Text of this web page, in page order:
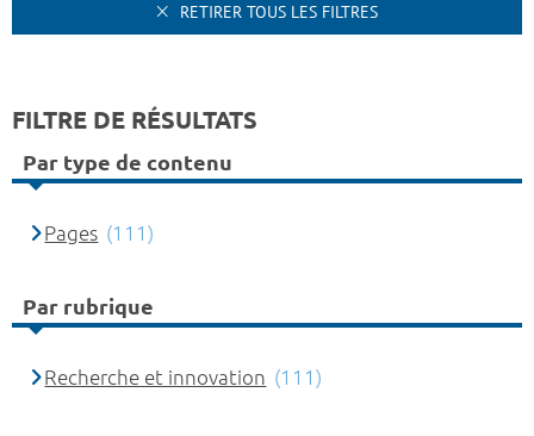
RETIRER TOUS LES FILTRES
FILTRE DE RÉSULTATS
Par type de contenu
Pages (111)
Par rubrique
Recherche et innovation (111)